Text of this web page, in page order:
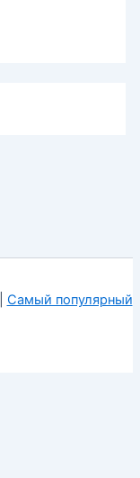
Самый популярный